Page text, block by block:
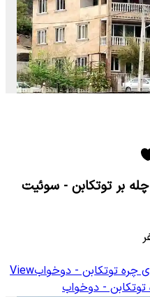
چله بر توتکابن - سوئیت
چره توتکابن - دوخوابView
توتکابن - دوخواب